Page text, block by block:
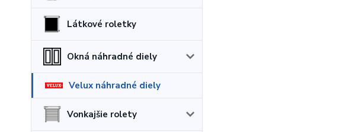
Látkové roletky
Okná náhradné diely
Velux náhradné diely
Vonkajšie rolety